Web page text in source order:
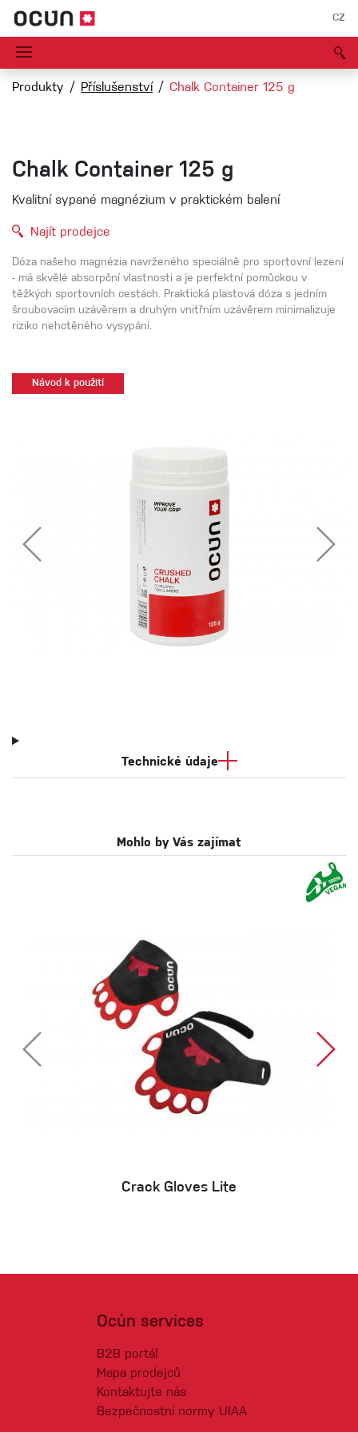
CZ
Produkty Příslušenství Chalk Container 125 g
Chalk Container 125 g
Kvalitní sypané magnézium v praktickém balení
Najít prodejce
Dóza našeho magnézia navrženého speciálně pro sportovní lezení
- má skvělé absorpční vlastnosti a je perfektní pomůckou v
těžkých sportovních cestách. Praktická plastová dóza s jedním
šroubovacím uzávěrem a druhým vnitřním uzávěrem minimalizuje
riziko nehctěného vysypání.
Návod k použití
Technické údaje
Mohlo by Vás zajímat
Crack Gloves Lite
Ocún services
B2B portál
Mapa prodejců
Kontaktujte nás
Bezpečnostní normy UIAA